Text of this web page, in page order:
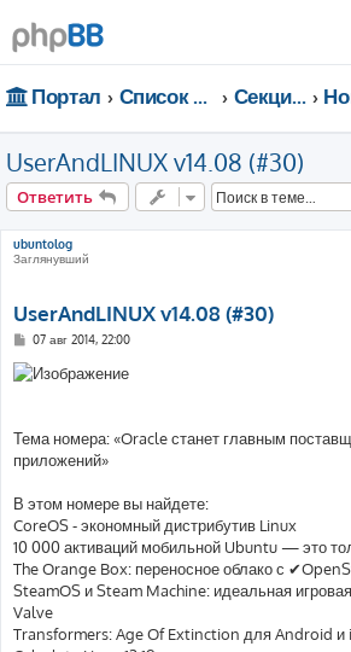
Портал Список форумов Секции портала
UserAndLINUX v14.08 (#30)
Ответить
ubuntolog
Заглянувший
UserAndLINUX v14.08 (#30)
С
о
б
и
07 авг 2014, 22:00
Тема номера: «Oracle станет главным
приложений»
В этом номере вы найдете:
CoreOS - экономный дистрибутив Linux
10 000 активаций мобильной Ubuntu — это
The Orange Box: переносное облако с
SteamOS и Steam Machine: идеальная
Valve
Transformers: Age Of Extinction для Android и